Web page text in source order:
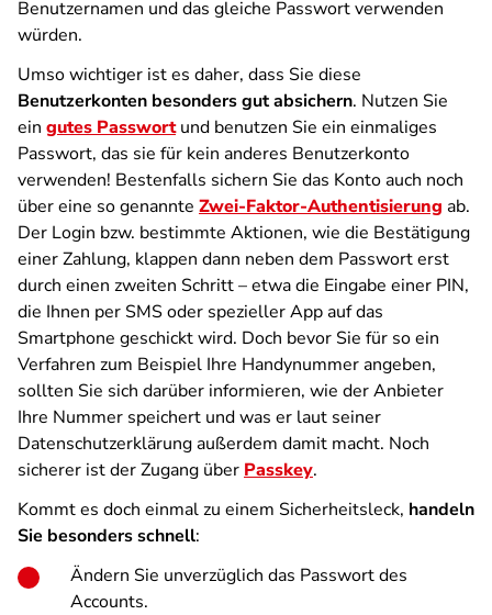
Benutzernamen und das gleiche Passwort verwenden
würden.
Umso wichtiger ist es daher, dass Sie diese
Benutzerkonten besonders gut absichern. Nutzen Sie
ein gutes Passwortund benutzen Sie ein einmaliges
Passwort, das sie für kein anderes Benutzerkonto
verwenden! Bestenfalls sichern Sie das Konto auch noch
über eine so genannte Zwei-Faktor-Authentisierung ab.
Der Login bzw. bestimmte Aktionen, wie die Bestätigung
einer Zahlung, klappen dann neben dem Passwort erst
durch einen zweiten Schritt – etwa die Eingabe einer PIN,
die Ihnen per SMS oder spezieller App auf das
Smartphone geschickt wird. Doch bevor Sie für so ein
Verfahren zum Beispiel Ihre Handynummer angeben,
sollten Sie sich darüber informieren, wie der Anbieter
Ihre Nummer speichert und was er laut seiner
Datenschutzerklärung außerdem damit macht. Noch
sicherer ist der Zugang über Passkey.
Kommt es doch einmal zu einem Sicherheitsleck, handeln
Sie besonders schnell:
Ändern Sie unverzüglich das Passwort des
Accounts.